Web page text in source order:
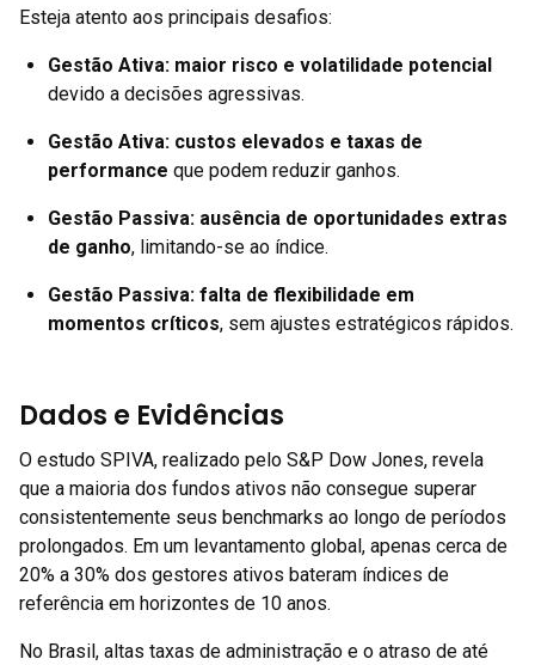
Esteja atento aos principais desafios:
Gestão Ativa: maior risco e volatilidade potencial
devido a decisões agressivas.
Gestão Ativa: custos elevados e taxas de
performance que podem reduzir ganhos.
Gestão Passiva: ausência de oportunidades extras
de ganho, limitando-se ao índice.
Gestão Passiva: falta de flexibilidade em
momentos críticos, sem ajustes estratégicos rápidos.
Dados e Evidências
O estudo SPIVA, realizado pelo S&P Dow Jones, revela
que a maioria dos fundos ativos não consegue superar
consistentemente seus benchmarks ao longo de períodos
prolongados. Em um levantamento global, apenas cerca de
20% a 30% dos gestores ativos bateram índices de
referência em horizontes de 10 anos.
No Brasil, altas taxas de administração e o atraso de até